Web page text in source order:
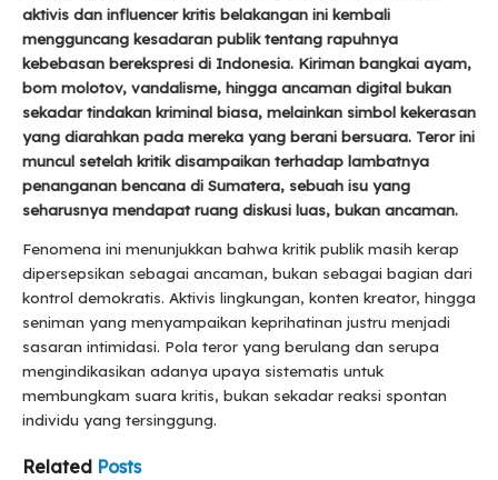
aktivis dan influencer kritis belakangan ini kembali
mengguncang kesadaran publik tentang rapuhnya
kebebasan berekspresi di Indonesia. Kiriman bangkai ayam,
bom molotov, vandalisme, hingga ancaman digital bukan
sekadar tindakan kriminal biasa, melainkan simbol kekerasan
yang diarahkan pada mereka yang berani bersuara. Teror ini
muncul setelah kritik disampaikan terhadap lambatnya
penanganan bencana di Sumatera, sebuah isu yang
seharusnya mendapat ruang diskusi luas, bukan ancaman.
Fenomena ini menunjukkan bahwa kritik publik masih kerap
dipersepsikan sebagai ancaman, bukan sebagai bagian dari
kontrol demokratis. Aktivis lingkungan, konten kreator, hingga
seniman yang menyampaikan keprihatinan justru menjadi
sasaran intimidasi. Pola teror yang berulang dan serupa
mengindikasikan adanya upaya sistematis untuk
membungkam suara kritis, bukan sekadar reaksi spontan
individu yang tersinggung.
Related Posts